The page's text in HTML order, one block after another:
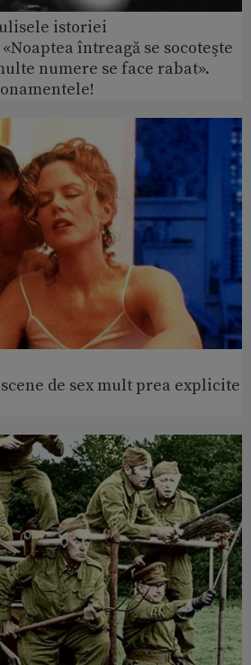
istoriei
întreagă se socoteşte
numere se face rabat».
de sex mult prea explicite